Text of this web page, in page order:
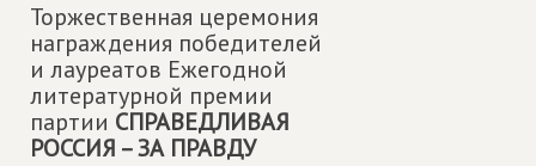
Торжественная церемония
награждения победителей
и лауреатов Ежегодной
литературной премии
партии СПРАВЕДЛИВАЯ
РОССИЯ – ЗА ПРАВДУ